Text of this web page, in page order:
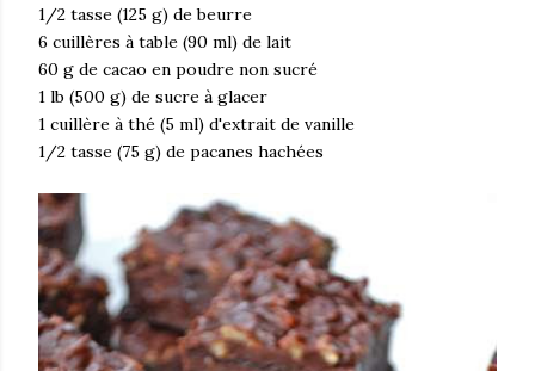
1/2 tasse (125 g) de beurre
6 cuillères à table (90 ml) de lait
60 g de cacao en poudre non sucré
1 lb (500 g) de sucre à glacer
1 cuillère à thé (5 ml) d'extrait de vanille
1/2 tasse (75 g) de pacanes hachées